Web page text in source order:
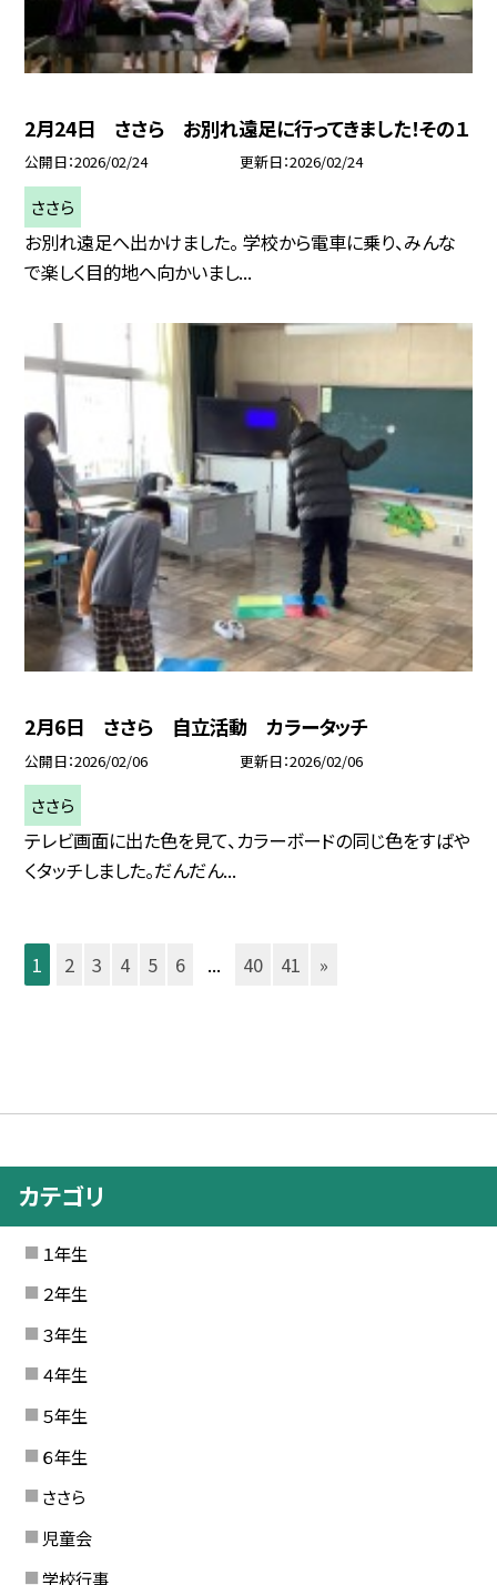
2月24日 ささら お別れ遠足に行ってきました！その１
公開日 2026/02/24 更新日 2026/02/24
ささら
お別れ遠足へ出かけました。 学校から電車に乗り、みんな
で楽しく目的地へ向かいまし...
2月6日 ささら 自立活動 カラータッチ
公開日 2026/02/06 更新日 2026/02/06
ささら
テレビ画面に出た色を見て、カラーボードの同じ色をすばや
くタッチしました。だんだん...
1 2 3 4 5 6 ... 40 41 »
カテゴリ
１年生
２年生
３年生
４年生
５年生
６年生
ささら
児童会
学校行事